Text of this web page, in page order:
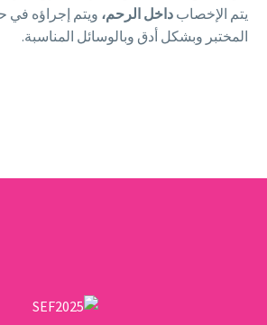
يتم الإخصاب داخل الرحم، ويتم إجراؤه في
المختبر وبشكل أدق وبالوسائل المناسبة.